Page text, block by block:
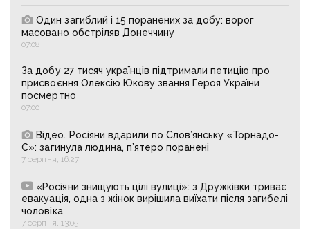
Один загиблий і 15 поранених за добу: ворог
масовано обстріляв Донеччину
07:08
За добу 27 тисяч українців підтримали петицію про
присвоєння Олексію Юкову звання Героя України
посмертно
07:00
Відео. Росіяни вдарили по Слов’янську «Торнадо-
С»: загинула людина, п’ятеро поранені
7 серпня, 16:27
«Росіяни знищують цілі вулиці»: з Дружківки триває
евакуація, одна з жінок вирішила виїхати після загибелі
чоловіка
7 серпня, 13:05